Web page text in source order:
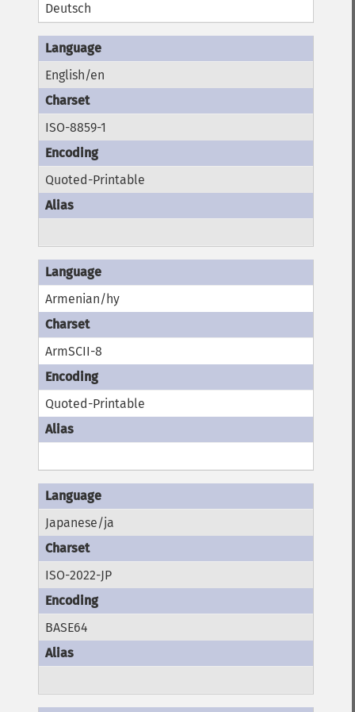
Deutsch
English/en
ISO-8859-1
Quoted-Printable
Armenian/hy
ArmSCII-8
Quoted-Printable
Japanese/ja
ISO-2022-JP
BASE64